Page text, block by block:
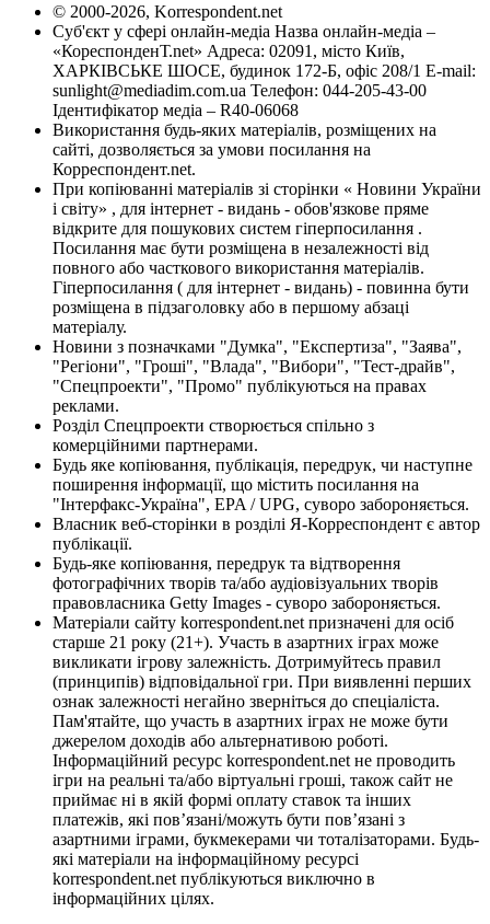
© 2000-2026, Korrespondent.net
Суб'єкт у сфері онлайн-медіа Назва онлайн-медіа –
«КореспонденТ.net» Адреса: 02091, місто Київ,
ХАРКІВСЬКЕ ШОСЕ, будинок 172-Б, офіс 208/1 E-mail:
sunlight@mediadim.com.ua Телефон: 044-205-43-00
Ідентифікатор медіа – R40-06068
Використання будь-яких матеріалів, розміщених на
сайті, дозволяється за умови посилання на
Корреспондент.net.
При копіюванні матеріалів зі сторінки « Новини України
і світу» , для інтернет - видань - обов'язкове пряме
відкрите для пошукових систем гіперпосилання .
Посилання має бути розміщена в незалежності від
повного або часткового використання матеріалів.
Гіперпосилання ( для інтернет - видань) - повинна бути
розміщена в підзаголовку або в першому абзаці
матеріалу.
Новини з позначками "Думка", "Експертиза", "Заява",
"Регіони", "Гроші", "Влада", "Вибори", "Тест-драйв",
"Спецпроекти", "Промо" публікуються на правах
реклами.
Розділ Спецпроекти створюється спільно з
комерційними партнерами.
Будь яке копіювання, публікація, передрук, чи наступне
поширення інформації, що містить посилання на
"Інтерфакс-Україна", EPA / UPG, суворо забороняється.
Власник веб-сторінки в розділі Я-Корреспондент є автор
публікації.
Будь-яке копіювання, передрук та відтворення
фотографічних творів та/або аудіовізуальних творів
правовласника Getty Images - суворо забороняється.
Матеріали сайту korrespondent.net призначені для осіб
старше 21 року (21+). Участь в азартних іграх може
викликати ігрову залежність. Дотримуйтесь правил
(принципів) відповідальної гри. При виявленні перших
ознак залежності негайно зверніться до спеціаліста.
Пам'ятайте, що участь в азартних іграх не може бути
джерелом доходів або альтернативою роботі.
Інформаційний ресурс korrespondent.net не проводить
ігри на реальні та/або віртуальні гроші, також сайт не
приймає ні в якій формі оплату ставок та інших
платежів, які пов’язані/можуть бути пов’язані з
азартними іграми, букмекерами чи тоталізаторами. Будь-
які матеріали на інформаційному ресурсі
korrespondent.net публікуються виключно в
інформаційних цілях.